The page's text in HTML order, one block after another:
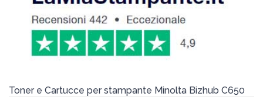
Toner e Cartucce per stampante Minolta Bizhub C650